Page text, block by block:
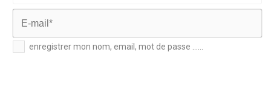
Nom*
E-
mail*
enregistrer mon nom, email, mot de passe ......